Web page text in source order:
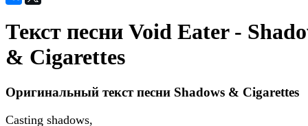
Текст песни Void Eater -
& Cigarettes
Оригинальный текст песни Shadows & Cigarettes
Casting shadows,